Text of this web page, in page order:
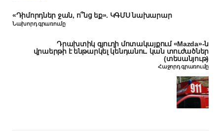
«Դիմորդներ ջան, ո՞նց եք». ԿԳՄՍ նախարար
Նախորդ գրառումը
Դրախտիկ գյուղի մոտակայքում «Mazda»-ն
վրաերթի է ենթարկել կենդանու. կան տուժածներ
(տեսանյութ)
Հաջորդ գրառումը